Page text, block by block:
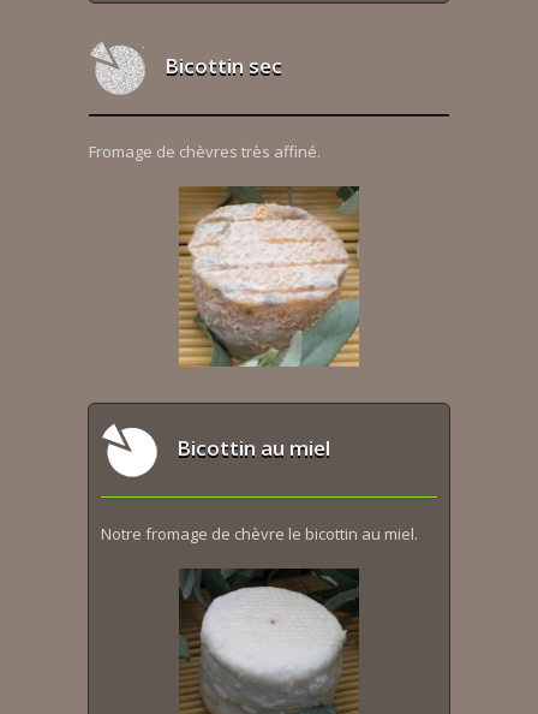
Bicottin sec
Fromage de chèvres très affiné.
Bicottin au miel
Notre fromage de chèvre le bicottin au miel.